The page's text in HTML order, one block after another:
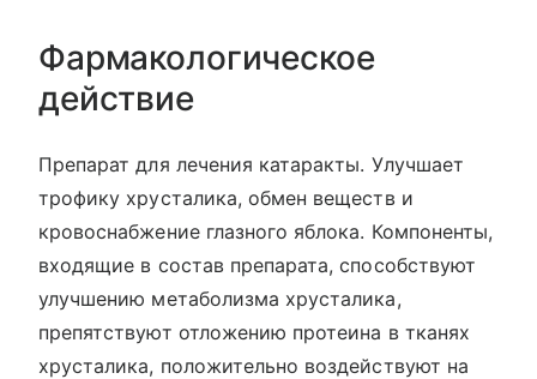
Фармакологическое
действие
Препарат для лечения катаракты. Улучшает
трофику хрусталика, обмен веществ и
кровоснабжение глазного яблока. Компоненты,
входящие в состав препарата, способствуют
улучшению метаболизма хрусталика,
препятствуют отложению протеина в тканях
хрусталика, положительно воздействуют на